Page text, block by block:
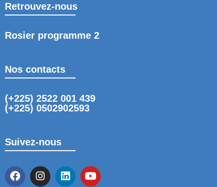
Retrouvez-nous
Rosier programme 2
Nos contacts
(+225) 2522 001 439
(+225) 0502902593
Suivez-nous